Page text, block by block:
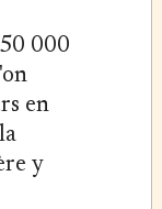
000
en
y